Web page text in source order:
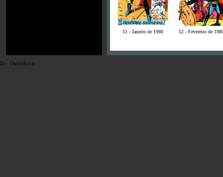
51 - Janeiro de 1980 52 - Fevereiro de
By: Oscardiaco